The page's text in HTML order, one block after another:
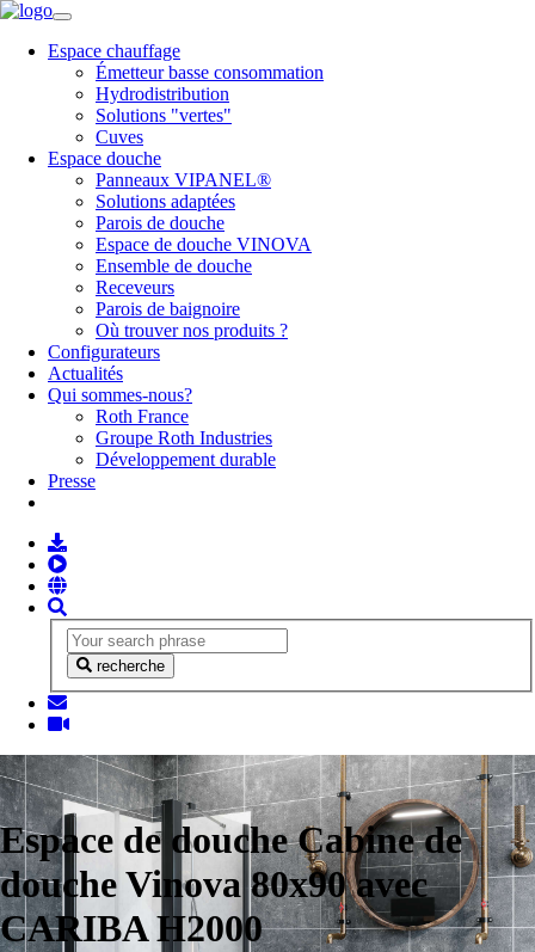
Espace chauffage
Émetteur basse consommation
Hydrodistribution
Solutions "vertes"
Cuves
Espace douche
Panneaux VIPANEL®
Solutions adaptées
Parois de douche
Espace de douche VINOVA
Ensemble de douche
Receveurs
Parois de baignoire
Où trouver nos produits ?
Configurateurs
Actualités
Qui sommes-nous?
Roth France
Groupe Roth Industries
Développement durable
Presse
recherche
Espace de douche Cabine de
douche Vinova 80x90 avec
CARIBA H2000